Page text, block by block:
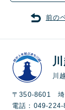
前の
川
〒350-8601 埼
電話：049-224-